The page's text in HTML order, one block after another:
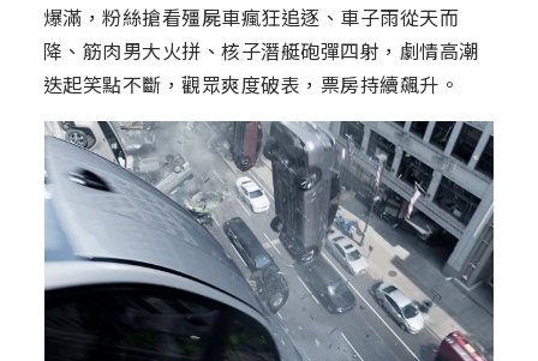
爆滿，粉絲搶看殭屍車瘋狂追逐、車子雨從天而
降、筋肉男大火拼、核子潛艇砲彈四射，劇情高潮
迭起笑點不斷，觀眾爽度破表，票房持續飆升。